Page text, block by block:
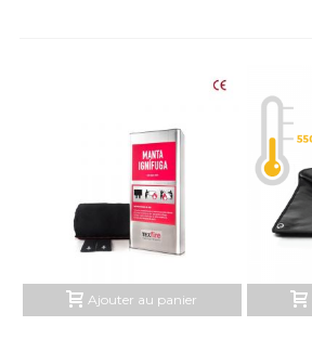
Ajouter au panier